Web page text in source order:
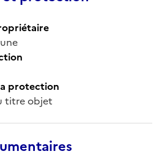
protection
titre objet